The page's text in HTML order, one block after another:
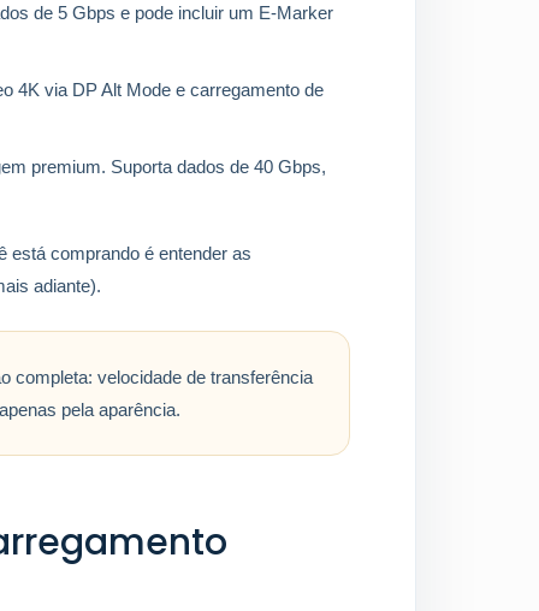
de 5 Gbps e pode incluir um E-Marker
4K via DP Alt Mode e carregamento de
premium. Suporta dados de 40 Gbps,
está comprando é entender as
adiante).
completa: velocidade de transferência
pela aparência.